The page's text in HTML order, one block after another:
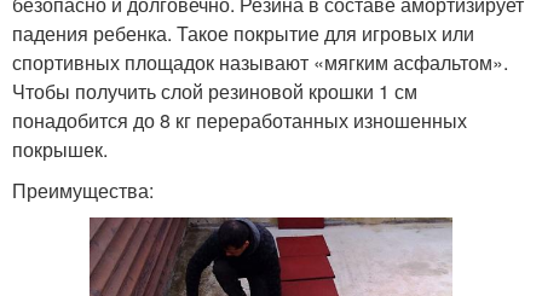
падения ребенка. Такое покрытие для игровых или
спортивных площадок называют «мягким асфальтом».
Чтобы получить слой резиновой крошки 1 см
понадобится до 8 кг переработанных изношенных
покрышек.
Преимущества: